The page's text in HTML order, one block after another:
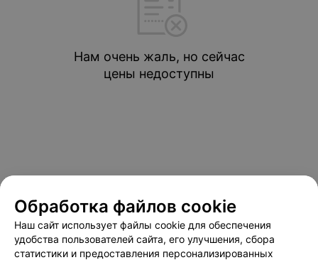
Нам очень жаль, но сейчас
цены недоступны
Обработка файлов cookie
Наш сайт использует файлы cookie для обеспечения
удобства пользователей сайта, его улучшения, сбора
статистики и предоставления персонализированных